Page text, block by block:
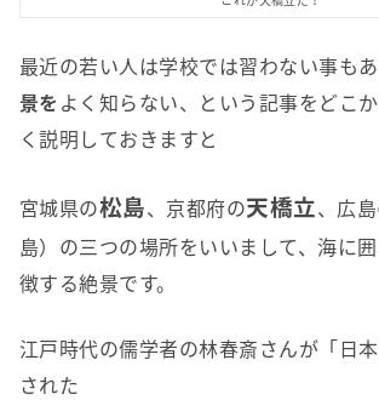
最近の若い人は学校では習わない事も
景を よく知らない、という記事をどこ
く説明しておきますと
宮城県の松島、京都府の天橋立、広
島）の三つの場所をいいまして、海に
徴する絶景です。
江戸時代の儒学者の林春斎さんが「日
された